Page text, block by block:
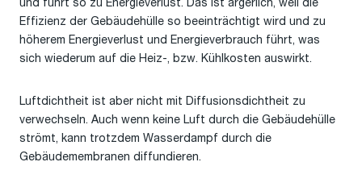
und führt so zu Energieverlust. Das ist ärgerlich, weil die
Effizienz der Gebäudehülle so beeinträchtigt wird und zu
höherem Energieverlust und Energieverbrauch führt, was
sich wiederum auf die Heiz-, bzw. Kühlkosten auswirkt.
Luftdichtheit ist aber nicht mit Diffusionsdichtheit zu
verwechseln. Auch wenn keine Luft durch die Gebäudehülle
strömt, kann trotzdem Wasserdampf durch die
Gebäudemembranen diffundieren.